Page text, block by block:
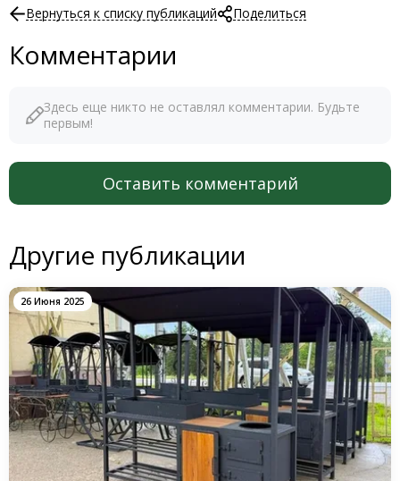
Вернуться к списку публикаций Поделиться
Комментарии
Здесь еще никто не оставлял комментарии. Будьте
первым!
Оставить комментарий
Другие публикации
26 Июня 2025